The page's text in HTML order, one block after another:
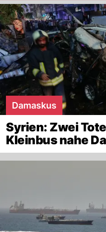
Damaskus
Syrien: Zwei
Kleinbus nahe